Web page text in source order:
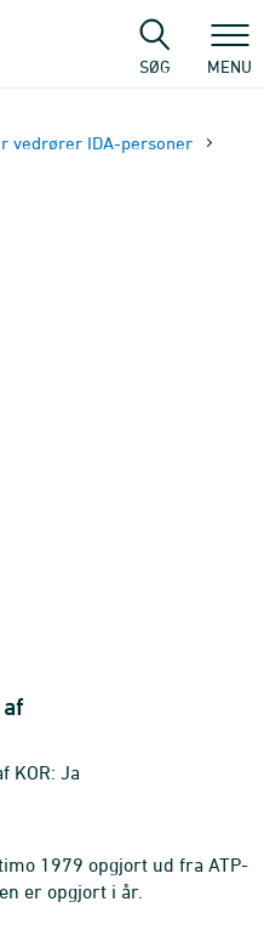
SØG MENU
vedrører IDA-personer
KOR: Ja
1979 opgjort ud fra ATP-
er opgjort i år.